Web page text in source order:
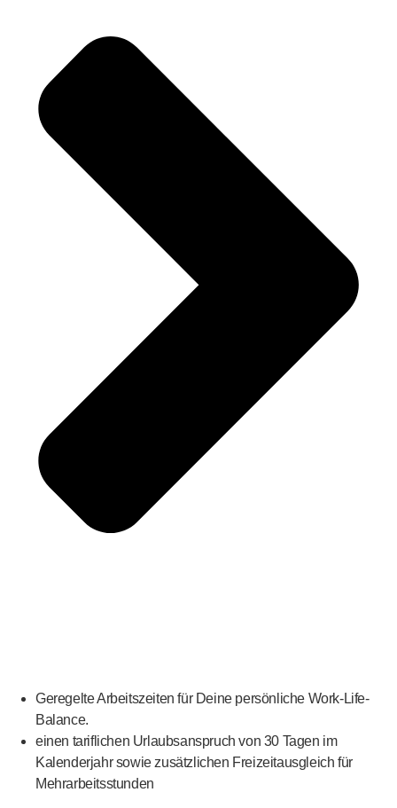
Geregelte Arbeitszeiten für Deine persönliche Work-Life-
Balance.
einen tariflichen Urlaubsanspruch von 30 Tagen im
Kalenderjahr sowie zusätzlichen Freizeitausgleich für
Mehrarbeitsstunden